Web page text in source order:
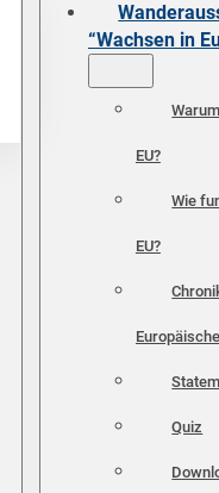
“Wachsen in
EU?
Wie
EU?
Quiz